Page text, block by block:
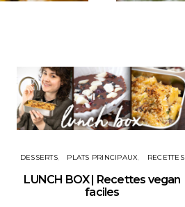
DESSERTS PLATS PRINCIPAUX RECETTES
LUNCH BOX | Recettes vegan
faciles